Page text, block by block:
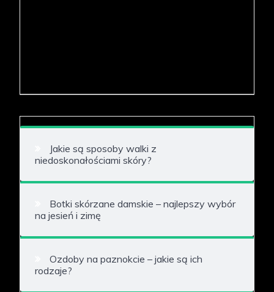
Jakie są sposoby walki z
niedoskonałościami skóry?
Botki skórzane damskie – najlepszy wybór
na jesień i zimę
Ozdoby na paznokcie – jakie są ich
rodzaje?